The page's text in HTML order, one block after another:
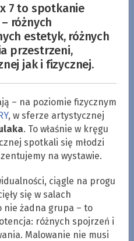
7 to spotkanie
różnych
estetyk, różnych
przestrzeni,
jak i fizycznej.
– na poziomie fizycznym
, w sferze artystycznej
. To właśnie w kręgu
spotkali się młodzi
na wystawie.
ciągle na progu
się w salach
nie żadna grupa – to
różnych spojrzeń i
Malowanie nie musi